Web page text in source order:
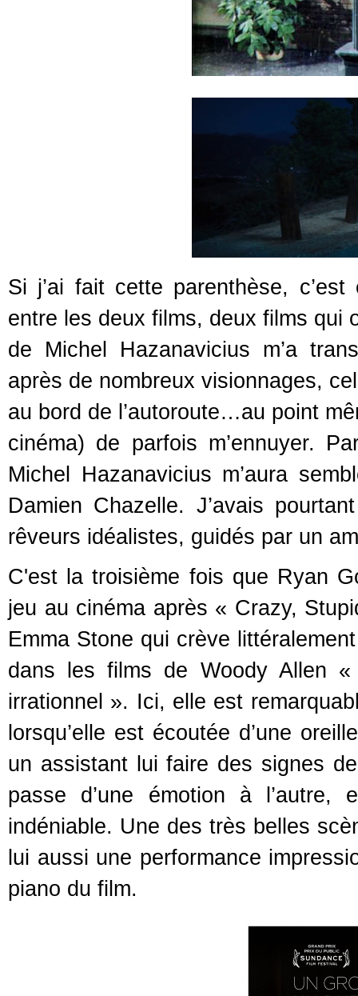
Si j’ai fait cette parenthèse,
entre les deux films, deux films qui
de Michel Hazanavicius m’a
après de nombreux visionnages,
au bord de l’autoroute…au point
cinéma) de parfois m’ennuyer.
Michel Hazanavicius m’aura
Damien Chazelle. J’avais
rêveurs idéalistes, guidés par un
C'est la troisième fois que Ryan
jeu au cinéma après « Crazy,
Emma Stone qui crève
dans les films de Woody Allen
irrationnel ». Ici, elle est
lorsqu’elle est écoutée d’une
un assistant lui faire des signes
passe d’une émotion à l’autre,
indéniable. Une des très belles
lui aussi une performance
piano du film.